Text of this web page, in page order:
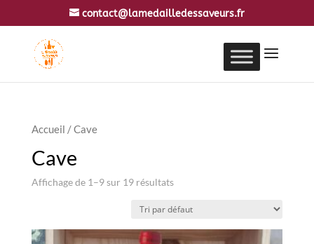
contact@lamedailledessaveurs.fr
Accueil / Cave
Cave
Affichage de 1–9 sur 19 résultats